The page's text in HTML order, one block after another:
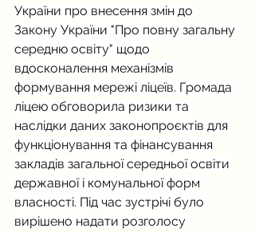
України про внесення змін до
Закону України "Про повну загальну
середню освіту" щодо
вдосконалення механізмів
формування мережі ліцеїв. Громада
ліцею обговорила ризики та
наслідки даних законопроєктів для
функціонування та фінансування
закладів загальної середньої освіти
державної і комунальної форм
власності. Під час зустрічі було
вирішено надати розголосу